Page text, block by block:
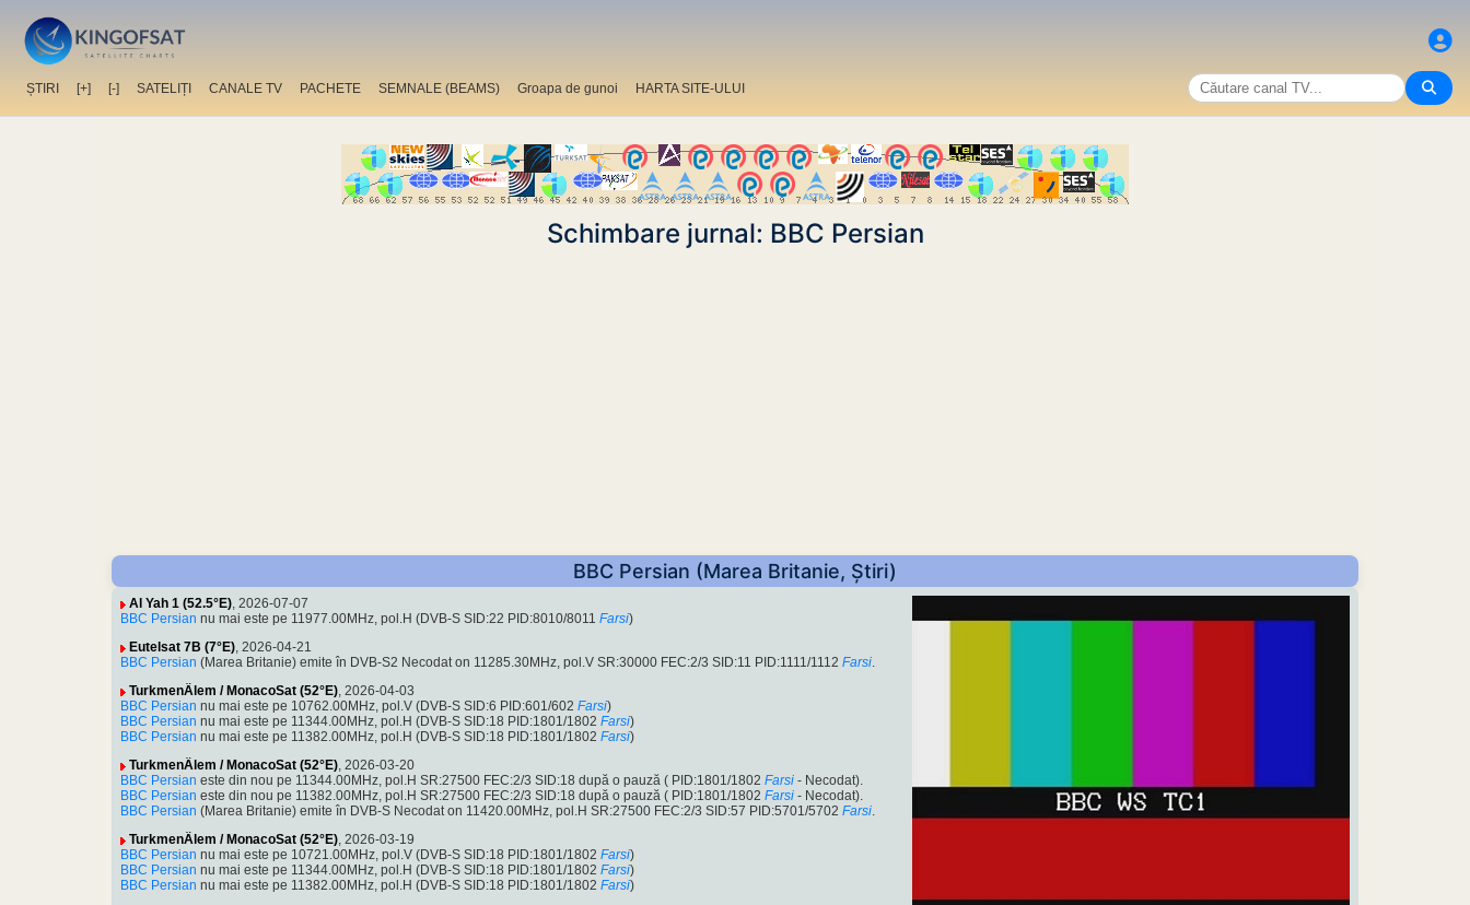
ȘTIRI [+] [-] SATELIȚI CANALE TV PACHETE SEMNALE (BEAMS) Groapa de gunoi HARTA SITE-ULUI
Schimbare jurnal: BBC Persian
BBC Persian (Marea Britanie, Știri)
Al Yah 1 (52.5°E), 2026-07-07
BBC Persian nu mai este pe 11977.00MHz, pol.H (DVB-S SID:22 PID:8010/8011 Farsi)
Eutelsat 7B (7°E), 2026-04-21
BBC Persian (Marea Britanie) emite în DVB-S2 Necodat on 11285.30MHz, pol.V SR:30000 FEC:2/3 SID:11 PID:1111/1112 Farsi.
TurkmenÄlem / MonacoSat (52°E), 2026-04-03
BBC Persian nu mai este pe 10762.00MHz, pol.V (DVB-S SID:6 PID:601/602 Farsi)
BBC Persian nu mai este pe 11344.00MHz, pol.H (DVB-S SID:18 PID:1801/1802 Farsi)
BBC Persian nu mai este pe 11382.00MHz, pol.H (DVB-S SID:18 PID:1801/1802 Farsi)
TurkmenÄlem / MonacoSat (52°E), 2026-03-20
BBC Persian este din nou pe 11344.00MHz, pol.H SR:27500 FEC:2/3 SID:18 după o pauză ( PID:1801/1802 Farsi - Necodat).
BBC Persian este din nou pe 11382.00MHz, pol.H SR:27500 FEC:2/3 SID:18 după o pauză ( PID:1801/1802 Farsi - Necodat).
BBC Persian (Marea Britanie) emite în DVB-S Necodat on 11420.00MHz, pol.H SR:27500 FEC:2/3 SID:57 PID:5701/5702 Farsi.
TurkmenÄlem / MonacoSat (52°E), 2026-03-19
BBC Persian nu mai este pe 10721.00MHz, pol.V (DVB-S SID:18 PID:1801/1802 Farsi)
BBC Persian nu mai este pe 11344.00MHz, pol.H (DVB-S SID:18 PID:1801/1802 Farsi)
BBC Persian nu mai este pe 11382.00MHz, pol.H (DVB-S SID:18 PID:1801/1802 Farsi)